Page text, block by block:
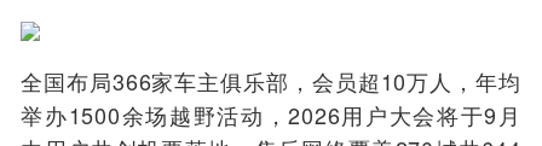
全国布局366家车主俱乐部，会员超10万人，年均
举办1500余场越野活动，2026用户大会将于9月